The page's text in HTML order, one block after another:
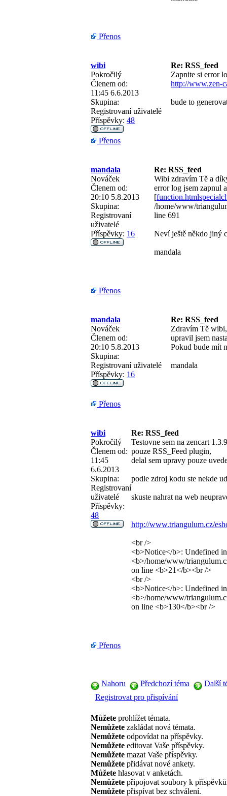
Přenos
wibi
Re: RSS_feed
Pokročilý
Členem od:
11:45 6.6.2013
Skupina:
Registrovaní uživatelé
Příspěvky: 48
Zapnite si error
http://www.zen-
bude to
Přenos
mandala
Re: RSS_feed
Nováček
Členem od:
20:10 5.8.2013
Skupina:
Registrovaní
uživatelé
Příspěvky: 16
Wibi zdravím Tě a
error log jsem zapnul
[
/home/www/
line 691
Neví ještě někdo jiný
mandala
Přenos
mandala
Re: RSS_feed
Nováček
Členem od:
20:10 5.8.2013
Skupina:
Registrovaní uživatelé
Příspěvky: 16
Zdravím Tě wibi,
upravil jsem
Pokud bude mít
mandala
Přenos
wibi
Re: RSS_feed
Pokročilý
Členem od:
11:45
6.6.2013
Skupina:
Registrovaní
uživatelé
Příspěvky:
48
Testovne sem na zencart
pouze RSS_Feed plugin,
delal sem upravy pouze
podle zdroj kodu ste nekde
skuste nahrat na web
http://www.triangulum.cz/
<br />
<b>Notice</b>: Undefined
<b>/home/www/
on line <b>21</b><br />
<br />
<b>Notice</b>: Undefined
<b>/home/www/
on line <b>130</b><br />
Přenos
Nahoru Předchozí téma
Další
Registrovat pro přispívání
Můžete prohlížet témata.
Nemůžete zakládat nová témata.
Nemůžete odpovídat na příspěvky.
Nemůžete editovat Vaše příspěvky.
Nemůžete mazat Vaše příspěvky.
Nemůžete přidávat nové ankety.
Můžete hlasovat v anketách.
Nemůžete připojovat soubory k
Nemůžete přispívat bez schválení.